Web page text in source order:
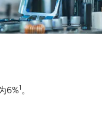
6%1 。